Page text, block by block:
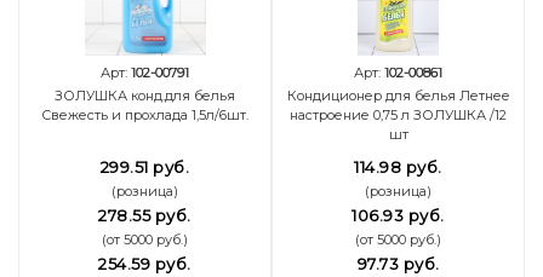
Арт: 102-00791
ЗОЛУШКА конд.для белья
Свежесть и прохлада 1,5л/6шт.
299.51 руб.
(розница)
278.55 руб.
(от 5000 руб.)
254.59 руб.
Арт: 102-00861
Кондиционер для белья Летнее
настроение 0,75 л ЗОЛУШКА /12
шт
114.98 руб.
(розница)
106.93 руб.
(от 5000 руб.)
97.73 руб.